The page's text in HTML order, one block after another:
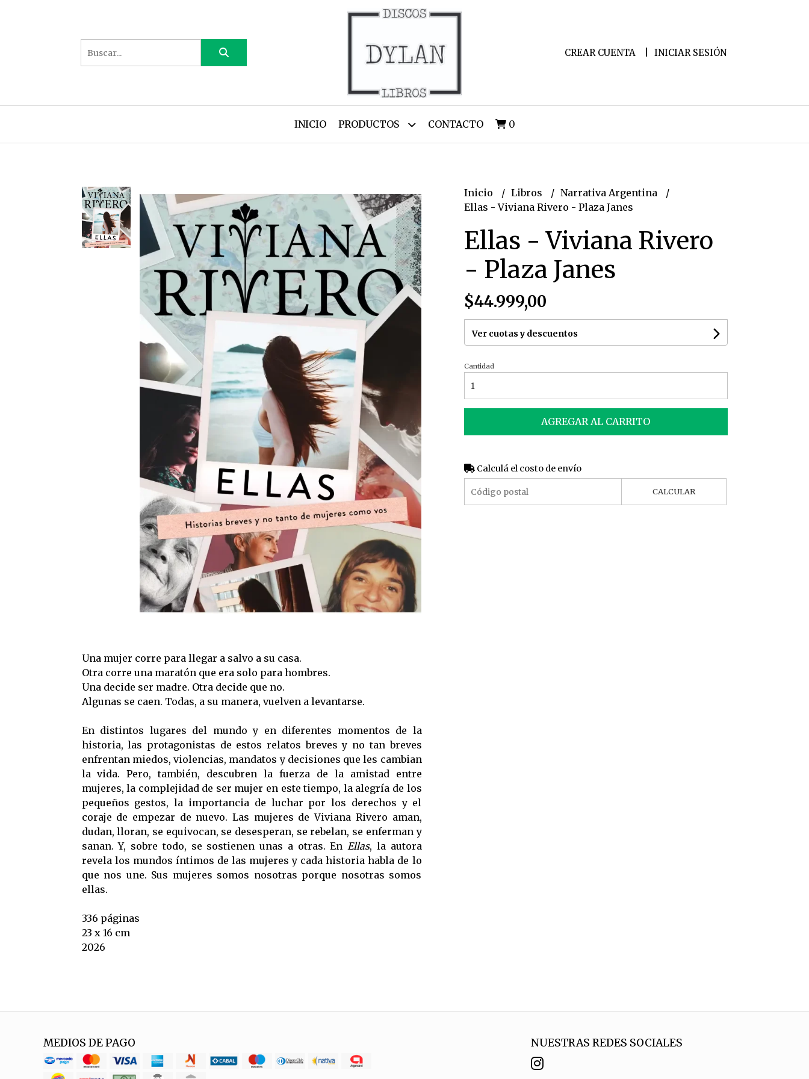
CREAR CUENTA INICIAR SESIÓN
INICIO PRODUCTOS CONTACTO 0
Una mujer corre para llegar a salvo a su casa.
Otra corre una maratón que era solo para hombres.
Una decide ser madre. Otra decide que no.
Algunas se caen. Todas, a su manera, vuelven a levantarse.
En distintos lugares del mundo y en diferentes momentos de la
historia, las protagonistas de estos relatos breves y no tan breves
enfrentan miedos, violencias, mandatos y decisiones que les cambian
la vida. Pero, también, descubren la fuerza de la amistad entre
mujeres, la complejidad de ser mujer en este tiempo, la alegría de los
pequeños gestos, la importancia de luchar por los derechos y el
coraje de empezar de nuevo. Las mujeres de Viviana Rivero aman,
dudan, lloran, se equivocan, se desesperan, se rebelan, se enferman y
sanan. Y, sobre todo, se sostienen unas a otras. En Ellas, la autora
revela los mundos íntimos de las mujeres y cada historia habla de lo
que nos une. Sus mujeres somos nosotras porque nosotras somos
ellas.
336 páginas
23 x 16 cm
2026
Inicio Libros
Narrativa Argentina
Ellas - Viviana Rivero - Plaza Janes
Ellas - Viviana Rivero
- Plaza Janes
$44.999,00
Ver cuotas y descuentos
Cantidad
AGREGAR AL CARRITO
Calculá el costo de envío
CALCULAR
MEDIOS DE PAGO NUESTRAS REDES SOCIALES